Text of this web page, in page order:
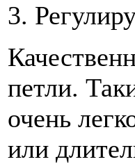
3.
петли.
очень
или